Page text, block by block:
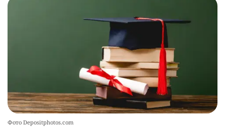
2 37
Фото Depositphotos.com